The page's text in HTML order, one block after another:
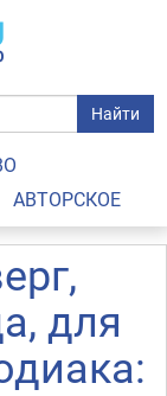
Найти
АВТОРСКОЕ
для